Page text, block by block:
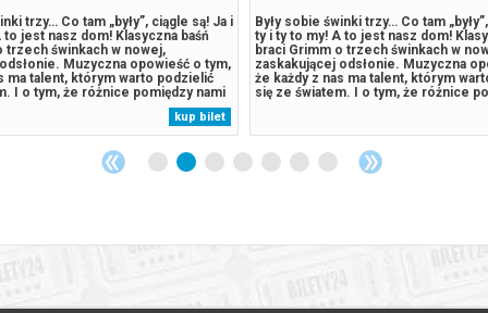
z Placu Broni, którzy mieli swoją
Teatru Kameralnego,
jednego z najważniejszych
w Polsce. Wojciech Kościelniak
Quo vadis, Chłopów, Hair,
i Kombinatu – tym razem sięga po
Camusa. Powieść, która od lat
którzy nie wiedzą, co ich
kup bilet
WYSTAWIENNICZE
Orkiestra Symfoniczna Filharmonii
Dziecięcy Chór Filharmonii
Nosewicz dyrygent Marta Trudzińska
przygotowanie chóru FP Soliści:
Morawska Marek Piekarczyk Mateusz
Jurzyk Piotr Metz prowadzenie W
utwory m.in.: Pink Floyd, Erica
Zeppelin, The Rolling Stones, Janis
Breakout, Budki Suflera